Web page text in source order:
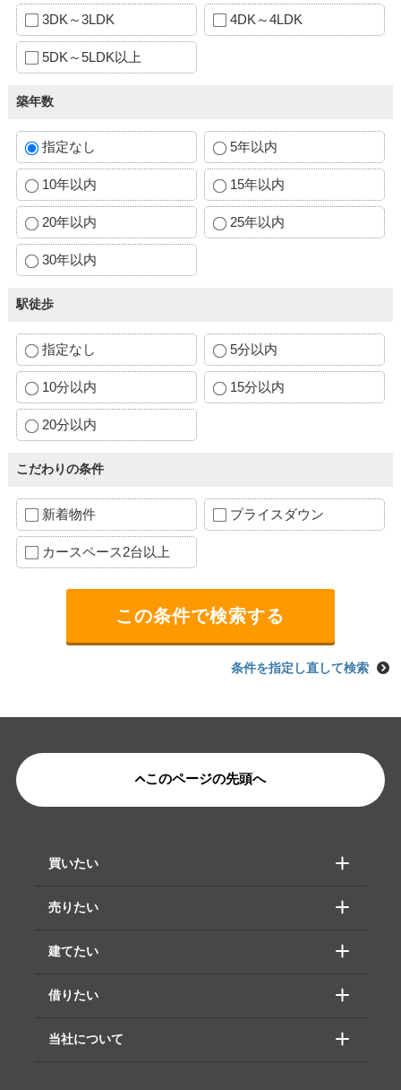
3DK～3LDK 4DK～4LDK
5DK～5LDK以上
築年数
指定なし 5年以内
10年以内 15年以内
20年以内 25年以内
30年以内
駅徒歩
指定なし 5分以内
10分以内 15分以内
20分以内
こだわりの条件
新着物件 プライスダウン
カースペース2台以上
条件を指定し直して検索
このページの先頭へ
買いたい
売りたい
建てたい
借りたい
当社について